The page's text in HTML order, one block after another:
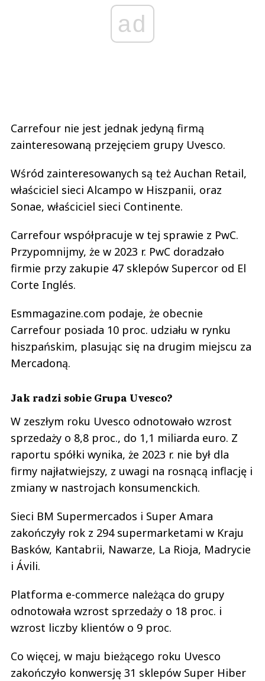
ad
Carrefour nie jest jednak jedyną firmą
zainteresowaną przejęciem grupy Uvesco.
Wśród zainteresowanych są też Auchan Retail,
właściciel sieci Alcampo w Hiszpanii, oraz
Sonae, właściciel sieci Continente.
Carrefour współpracuje w tej sprawie z PwC.
Przypomnijmy, że w 2023 r. PwC doradzało
firmie przy zakupie 47 sklepów Supercor od El
Corte Inglés.
Esmmagazine.com podaje, że obecnie
Carrefour posiada 10 proc. udziału w rynku
hiszpańskim, plasując się na drugim miejscu za
Mercadoną.
Jak radzi sobie Grupa Uvesco?
W zeszłym roku Uvesco odnotowało wzrost
sprzedaży o 8,8 proc., do 1,1 miliarda euro. Z
raportu spółki wynika, że 2023 r. nie był dla
firmy najłatwiejszy, z uwagi na rosnącą inflację i
zmiany w nastrojach konsumenckich.
Sieci BM Supermercados i Super Amara
zakończyły rok z 294 supermarketami w Kraju
Basków, Kantabrii, Nawarze, La Rioja, Madrycie
i Ávili.
Platforma e-commerce należąca do grupy
odnotowała wzrost sprzedaży o 18 proc. i
wzrost liczby klientów o 9 proc.
Co więcej, w maju bieżącego roku Uvesco
zakończyło konwersję 31 sklepów Super Hiber